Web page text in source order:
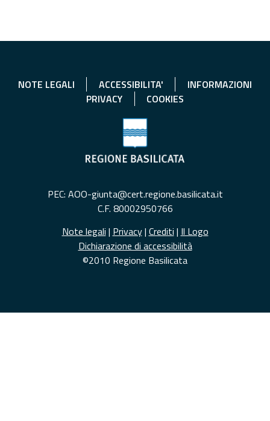
NOTE LEGALI ACCESSIBILITA'
INFORMAZIONI
PRIVACY
COOKIES
PEC: AOO-giunta@cert.regione.basilicata.it
C.F. 80002950766
Note legali | Privacy| Crediti | Il Logo
Dichiarazione di accessibilità
©2010 Regione Basilicata